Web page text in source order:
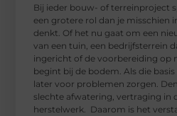
Bij ieder bouw- of terreinproject
een grotere rol dan je misschien
denkt. Of het nu gaat om een
van een tuin, een bedrijfsterrein
ingericht of de voorbereiding op
begint bij de bodem. Als die
later voor problemen zorgen.
slechte afwatering, vertraging in
herstelwerk. Daarom is het